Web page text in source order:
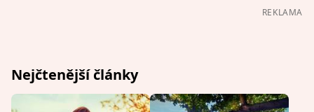
REKLAMA
Nejčtenější články